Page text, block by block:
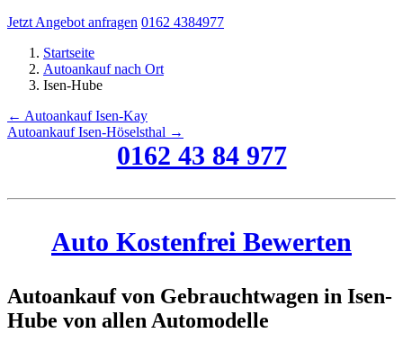
Jetzt Angebot anfragen 0162 4384977
Startseite
Autoankauf nach Ort
Isen-Hube
← Autoankauf Isen-Kay
Autoankauf Isen-Höselsthal →
0162 43 84 977
Auto Kostenfrei Bewerten
Autoankauf von Gebrauchtwagen in Isen-
Hube von allen Automodelle